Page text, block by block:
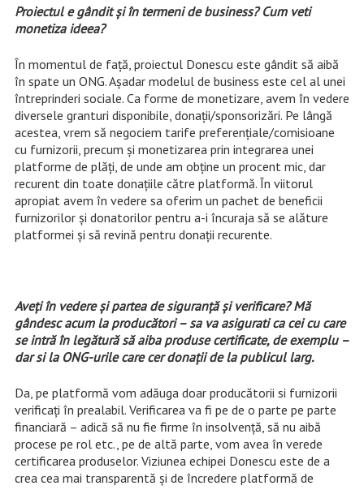
Proiectul e gândit şi în termeni de business? Cum veti
monetiza ideea?
În momentul de faţă, proiectul Donescu este gândit să aibă
în spate un ONG. Aşadar modelul de business este cel al unei
întreprinderi sociale. Ca forme de monetizare, avem în vedere
diversele granturi disponibile, donaţii/sponsorizări. Pe lângă
acestea, vrem să negociem tarife preferenţiale/comisioane
cu furnizorii, precum şi monetizarea prin integrarea unei
platforme de plăţi, de unde am obține un procent mic, dar
recurent din toate donaţiile către platformă. În viitorul
apropiat avem în vedere sa oferim un pachet de beneficii
furnizorilor şi donatorilor pentru a-i încuraja să se alăture
platformei şi să revină pentru donaţii recurente.
Aveţi în vedere şi partea de siguranţă şi verificare? Mă
gândesc acum la producători – sa va asigurati ca cei cu care
se intră în legătură să aiba produse certificate, de exemplu –
dar si la ONG-urile care cer donaţii de la publicul larg.
Da, pe platformă vom adăuga doar producătorii si furnizorii
verificaţi în prealabil. Verificarea va fi pe de o parte pe parte
financiară – adică să nu fie firme în insolvenţă, să nu aibă
procese pe rol etc., pe de altă parte, vom avea în verede
certificarea produselor. Viziunea echipei Donescu este de a
crea cea mai transparentă și de încredere platformă de